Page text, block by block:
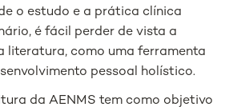
o estudo e a prática clínica
é fácil perder de vista a
literatura, como uma ferramenta
pessoal holístico.
da AENMS tem como objetivo